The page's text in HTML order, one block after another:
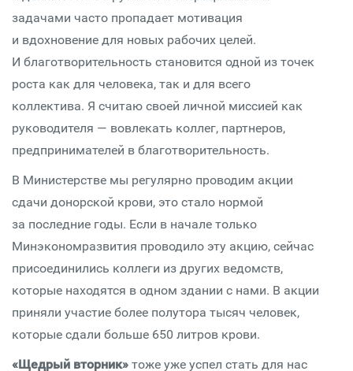
задачами часто пропадает мотивация
и вдохновение для новых рабочих целей.
И благотворительность становится одной из точек
роста как для человека, так и для всего
коллектива. Я считаю своей личной миссией как
руководителя — вовлекать коллег, партнеров,
предпринимателей в благотворительность.
В Министерстве мы регулярно проводим акции
сдачи донорской крови, это стало нормой
за последние годы. Если в начале только
Минэкономразвития проводило эту акцию, сейчас
присоединились коллеги из других ведомств,
которые находятся в одном здании с нами. В акции
приняли участие более полутора тысяч человек,
которые сдали больше 650 литров крови.
«Щедрый вторник» тоже уже успел стать для нас